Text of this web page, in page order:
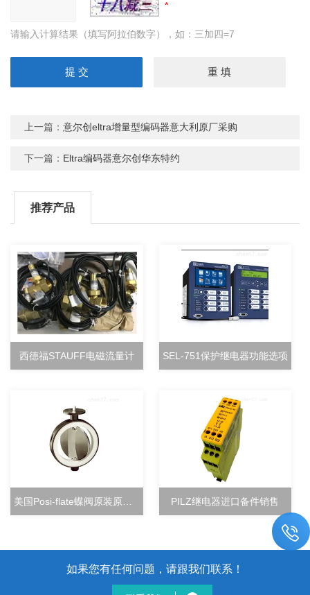
请输入计算结果（填写阿拉伯数字），如：三加四=7
上一篇：意尔创eltra增量型编码器意大利原厂采购
下一篇： Eltra编码器意尔创华东特约
推荐产品
西德福STAUFF电磁流量计 SEL-751保护继电器功能选项
PILZ继电器进口备件销售
如果您有任何问题，请跟我们联系！